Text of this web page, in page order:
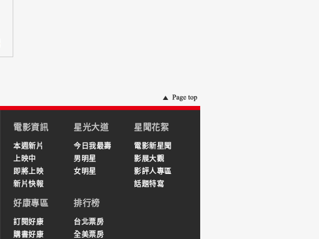
電影資訊
本週新片
上映中
即將上映
新片快報
星光大道
今日我最壽
男明星
女明星
星聞花絮
電影新星聞
影展大觀
影評人專區
話題特寫
好康專區
訂閱好康
購書好康
排行榜
台北票房
全美票房